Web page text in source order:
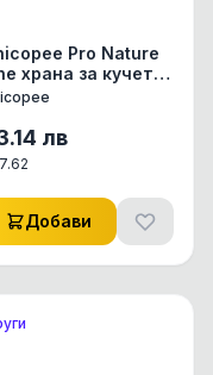
Pro Nature
храна за кучета
12 месеца, с
лв
Добави